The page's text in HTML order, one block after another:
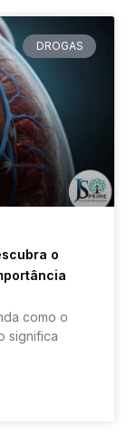
DROGAS
o
como o
significa